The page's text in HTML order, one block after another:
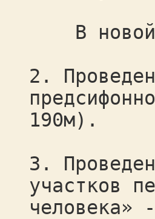
В новой
2.
190м).
3.
участков
человека»